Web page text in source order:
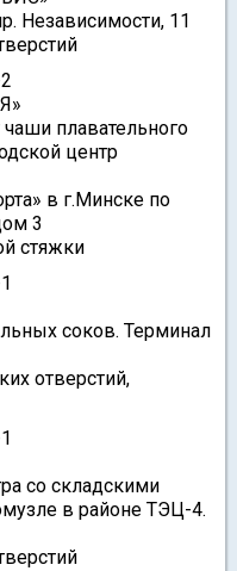
Независимости, 11
плавательного
центр
в г.Минске по
3
стяжки
соков. Терминал
отверстий,
со складскими
в районе ТЭЦ-4.